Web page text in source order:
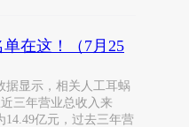
在这！（7月25
据显示，相关人工耳蜗
三年营业总收入来
亿元，过去三年营